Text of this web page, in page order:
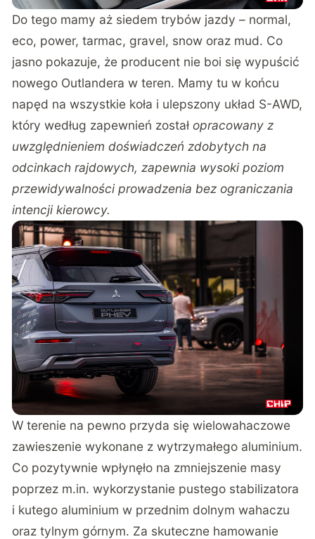
Do tego mamy aż siedem trybów jazdy – normal,
eco, power, tarmac, gravel, snow oraz mud. Co
jasno pokazuje, że producent nie boi się wypuścić
nowego Outlandera w teren. Mamy tu w końcu
napęd na wszystkie koła i ulepszony układ S-AWD,
który według zapewnień zostałopracowany z
uwzględnieniem doświadczeń zdobytych na
odcinkach rajdowych, zapewnia wysoki poziom
przewidywalności prowadzenia bez ograniczania
intencji kierowcy.
W terenie na pewno przyda się wielowahaczowe
zawieszenie wykonane z wytrzymałego aluminium.
Co pozytywnie wpłynęło na zmniejszenie masy
poprzez m.in. wykorzystanie pustego stabilizatora
i kutego aluminium w przednim dolnym wahaczu
oraz tylnym górnym. Za skuteczne hamowanie